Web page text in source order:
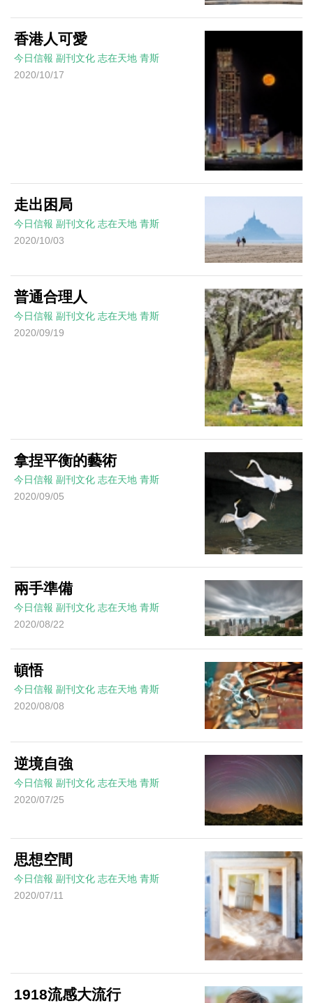
香港人可愛
今日信報 副刊文化 志在天地 青斯
2020/10/17
走出困局
今日信報 副刊文化 志在天地 青斯
2020/10/03
普通合理人
今日信報 副刊文化 志在天地 青斯
2020/09/19
拿捏平衡的藝術
今日信報 副刊文化 志在天地 青斯
2020/09/05
兩手準備
今日信報 副刊文化 志在天地 青斯
2020/08/22
頓悟
今日信報 副刊文化 志在天地 青斯
2020/08/08
逆境自強
今日信報 副刊文化 志在天地 青斯
2020/07/25
思想空間
今日信報 副刊文化 志在天地 青斯
2020/07/11
1918流感大流行